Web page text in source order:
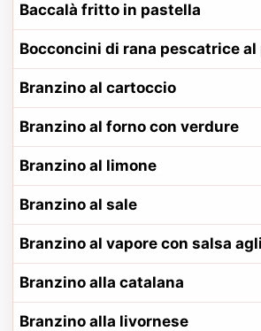
Baccalà fritto in pastella
Branzino al cartoccio
Branzino al forno con verdure
Branzino al limone
Branzino al sale
Branzino alla catalana
Branzino alla livornese